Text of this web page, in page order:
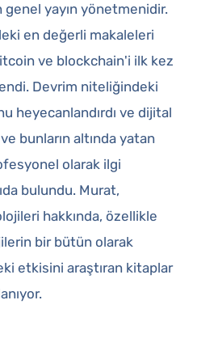
genel yayın yönetmenidir.
en değerli makaleleri
ve blockchain'i ilk kez
Devrim niteliğindeki
heyecanlandırdı ve dijital
bunların altında yatan
olarak ilgi
bulundu. Murat,
hakkında, özellikle
bir bütün olarak
etkisini araştıran kitaplar